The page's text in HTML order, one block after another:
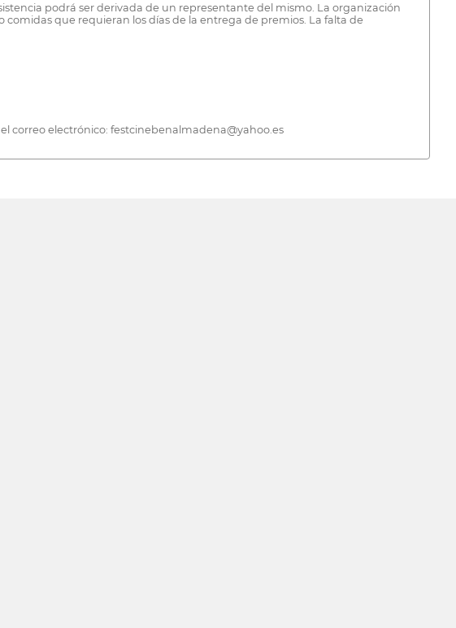
podrá ser derivada de un representante del mismo. La organización
que requieran los días de la entrega de premios. La falta de
correo electrónico: festcinebenalmadena@yahoo.es